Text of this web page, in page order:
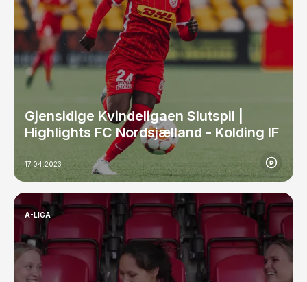
Gjensidige Kvindeligaen Slutspil |
Highlights FC Nordsjælland - Kolding IF
17.04.2023
A-LIGA